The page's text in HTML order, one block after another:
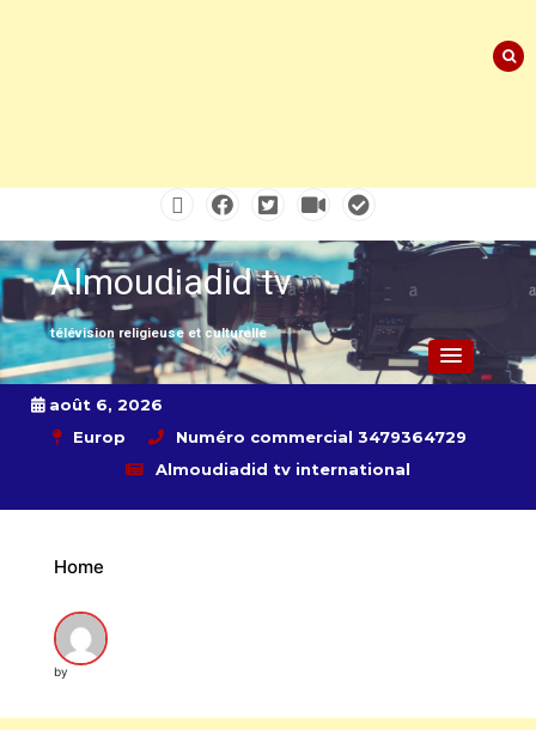
content
Almoudiadid tv
télévision religieuse et culturelle
août 6, 2026
Europ
Numéro commercial 3479364729
Almoudiadid tv international
Home
by